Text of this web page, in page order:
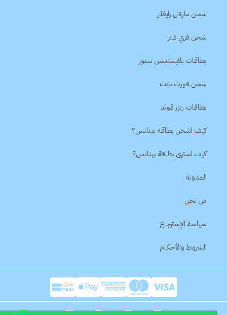
شحن مارفل رايفلز
شحن فري فاير
بطاقات بلايستيشن ستور
شحن فورت نايت
بطاقات ريزر قولد
كيف اشحن بطاقة بينانس؟
كيف اشتري بطاقة بينانس؟
المدونة
من نحن
سياسة الإسترجاع
الشروط والأحكام